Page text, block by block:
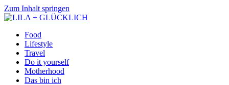
Zum Inhalt springen
Food
Lifestyle
Travel
Do it yourself
Motherhood
Das bin ich